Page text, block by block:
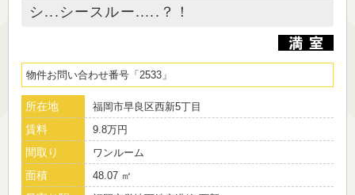
シ...シースルー.....？！
物件お問い合わせ番号 2533
所在地 福岡市早良区西新5丁目
賃料 9.8万円
間取り ワンルーム
面積 48.07 ㎡